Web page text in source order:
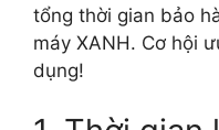
tổng thời gian bảo
máy XANH. Cơ hội
dụng!